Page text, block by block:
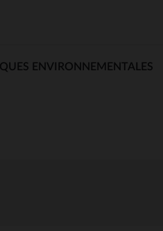
ENVIRONNEMENTALES